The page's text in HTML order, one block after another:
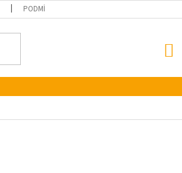
PODMÍNKY OCHRANY OSOBNÍCH ÚDAJŮ